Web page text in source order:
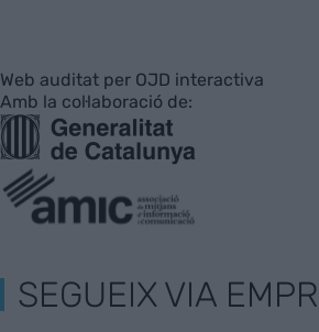
Web auditat per OJD interactiva
Amb la col·laboració de:
SEGUEIX VIA